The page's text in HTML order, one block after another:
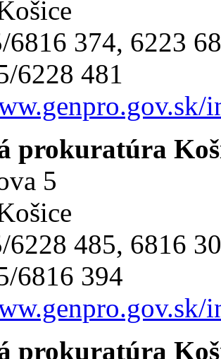
6816 374, 6223
6228 481
prokuratúra
5
6228 485, 6816
6816 394
prokuratúra